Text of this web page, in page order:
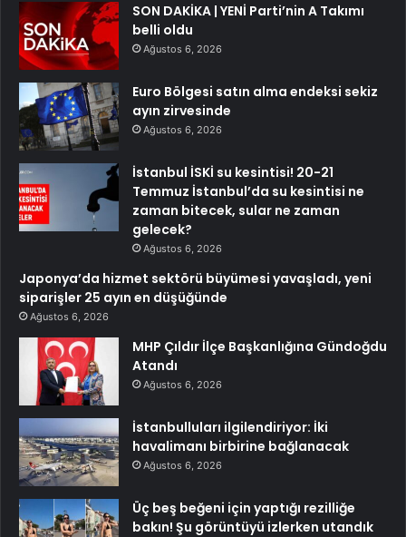
SON DAKİKA | YENİ Parti’nin A Takımı
belli oldu
Ağustos 6, 2026
Euro Bölgesi satın alma endeksi sekiz
ayın zirvesinde
Ağustos 6, 2026
İstanbul İSKİ su kesintisi! 20-21
Temmuz İstanbul’da su kesintisi ne
zaman bitecek, sular ne zaman
gelecek?
Ağustos 6, 2026
Japonya’da hizmet sektörü büyümesi yavaşladı, yeni
siparişler 25 ayın en düşüğünde
Ağustos 6, 2026
MHP Çıldır İlçe Başkanlığına Gündoğdu
Atandı
Ağustos 6, 2026
İstanbulluları ilgilendiriyor: İki
havalimanı birbirine bağlanacak
Ağustos 6, 2026
Üç beş beğeni için yaptığı rezilliğe
bakın! Şu görüntüyü izlerken utandık